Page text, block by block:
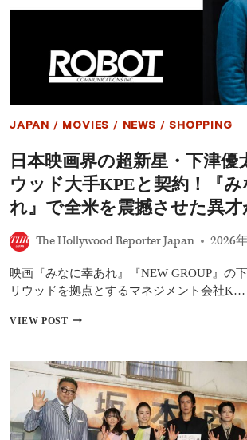
木
亮
ま
来
ら
れ
た
の
奇
赤
楚
二
キ
ャ
ス
ト
も
集
JAPAN / MOVIES / NEWS /SHOPPING
日本映画界の超新星・下津優
ウッド大手KPEと契約！『
れ』で全米を震撼させた異
The Hollywood Reporter Japan 2026
映画『みなに幸あれ』『NEW GROUP』の
リウッドを拠点とするマネジメント会社K…
VIEW POST日
画
界
の
超
新
星・